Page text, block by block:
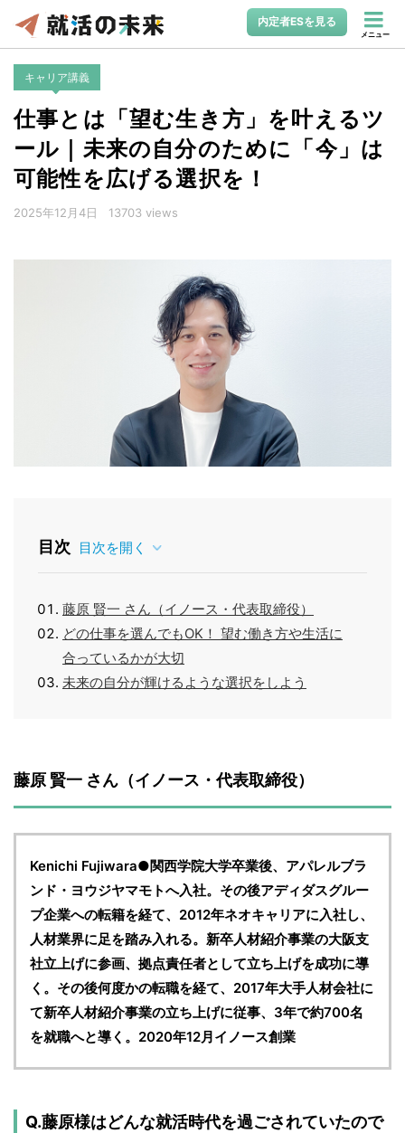
内定者ESを見る
メニュー
キャリア講義
仕事とは「望む生き方」を叶えるツ
ール｜未来の自分のために「今」は
可能性を広げる選択を！
2025年12月4日 13703 views
目次 目次を開く
藤原 賢一 さん（イノース・代表取締役）
どの仕事を選んでもOK！ 望む働き方や生活に
合っているかが大切
未来の自分が輝けるような選択をしよう
藤原 賢一 さん（イノース・代表取締役）
Kenichi Fujiwara●関西学院大学卒業後、アパレルブラ
ンド・ヨウジヤマモトへ入社。その後アディダスグルー
プ企業への転籍を経て、2012年ネオキャリアに入社し、
人材業界に足を踏み入れる。新卒人材紹介事業の大阪支
社立上げに参画、拠点責任者として立ち上げを成功に導
く。その後何度かの転職を経て、2017年大手人材会社に
て新卒人材紹介事業の立ち上げに従事、3年で約700名
を就職へと導く。2020年12月イノース創業
Q.藤原様はどんな就活時代を過ごされていたので